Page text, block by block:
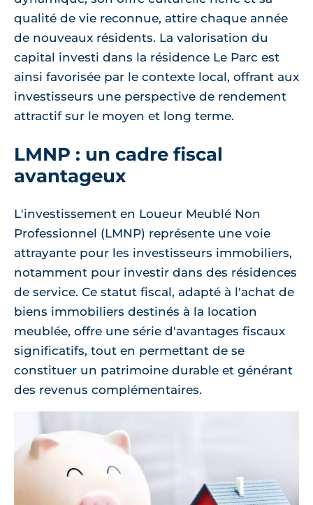
qualité de vie reconnue, attire chaque année
de nouveaux résidents. La valorisation du
capital investi dans la résidence Le Parc est
ainsi favorisée par le contexte local, offrant aux
investisseurs une perspective de rendement
attractif sur le moyen et long terme.
LMNP : un cadre fiscal
avantageux
L'investissement en Loueur Meublé Non
Professionnel (LMNP) représente une voie
attrayante pour les investisseurs immobiliers,
notamment pour investir dans des résidences
de service. Ce statut fiscal, adapté à l'achat de
biens immobiliers destinés à la location
meublée, offre une série d'avantages fiscaux
significatifs, tout en permettant de se
constituer un patrimoine durable et générant
des revenus complémentaires.